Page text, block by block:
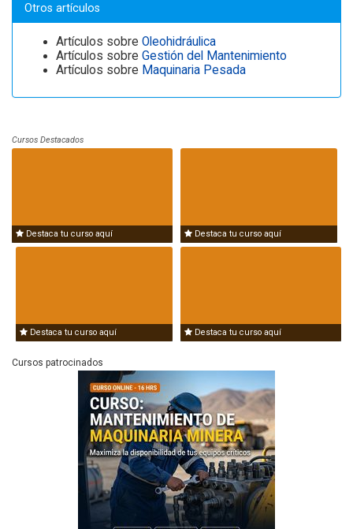
Otros artículos
Artículos sobre Oleohidráulica
Artículos sobre Gestión del Mantenimiento
Artículos sobre Maquinaria Pesada
Cursos Destacados
Destaca tu curso aquí Destaca tu curso aquí
Destaca tu curso aquí Destaca tu curso aquí
Cursos patrocinados